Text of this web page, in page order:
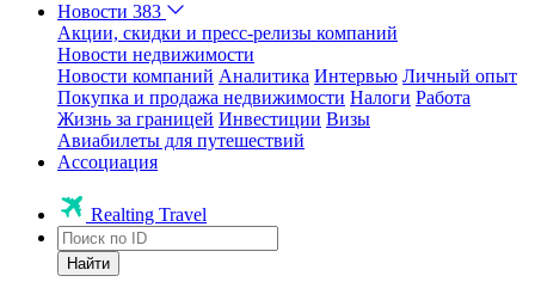
Новости 383
Акции, скидки и пресс-релизы компаний
Новости недвижимости
Новости компаний Аналитика Интервью Личный опыт
Покупка и продажа недвижимости Налоги Работа
Жизнь за границей Инвестиции Визы
Авиабилеты для путешествий
Ассоциация
Realting Travel
Найти